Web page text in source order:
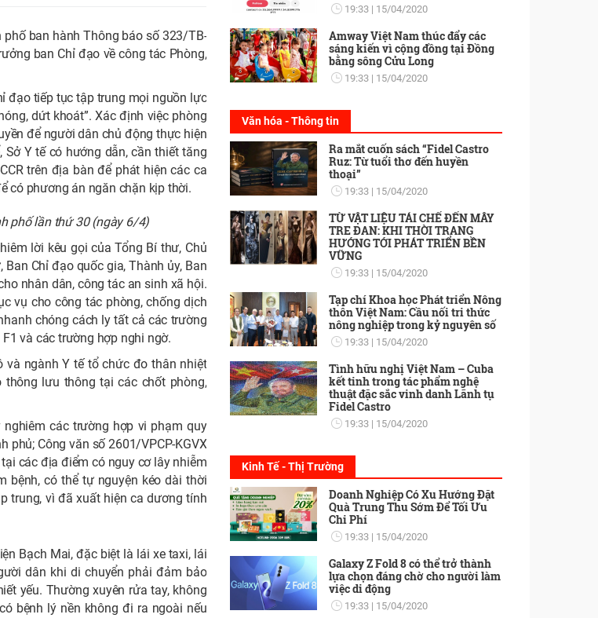
ban hành Thông báo số 323/TB-
ban Chỉ đạo về công tác Phòng,
đạo tiếp tục tập trung mọi nguồn lực
dứt khoát”. Xác định việc phòng
để người dân chủ động thực hiện
Y tế có hướng dẫn, cần thiết tăng
trên địa bàn để phát hiện các ca
có phương án ngăn chặn kịp thời.
phố lần thứ 30 (ngày 6/4)
lời kêu gọi của Tổng Bí thư, Chủ
Chỉ đạo quốc gia, Thành ủy, Ban
nhân dân, công tác an sinh xã hội.
vụ cho công tác phòng, chống dịch
chóng cách ly tất cả các trường
và các trường hợp nghi ngờ.
và ngành Y tế tổ chức đo thân nhiệt
lưu thông tại các chốt phòng,
các trường hợp vi phạm quy
Công văn số 2601/VPCP-KGVX
các địa điểm có nguy cơ lây nhiễm
bệnh, có thể tự nguyện kéo dài thời
trung, vì đã xuất hiện ca dương tính
Bạch Mai, đặc biệt là lái xe taxi, lái
dân khi di chuyển phải đảm bảo
yếu. Thường xuyên rửa tay, không
bệnh lý nền không đi ra ngoài nếu
19:33 15/04/2020
Amway Việt Nam thúc đẩy các
sáng kiến vì cộng đồng tại Đồng
bằng sông Cửu Long
19:33 15/04/2020
Văn hóa - Thông tin
Ra mắt cuốn sách “Fidel Castro
Ruz: Từ tuổi thơ đến huyền
thoại”
19:33 15/04/2020
TỪ VẬT LIỆU TÁI CHẾ ĐẾN MÂY
TRE ĐAN: KHI THỜI TRANG
HƯỚNG TỚI PHÁT TRIỂN BỀN
VỮNG
19:33 15/04/2020
Tạp chí Khoa học Phát triển Nông
thôn Việt Nam: Cầu nối tri thức
nông nghiệp trong kỷ nguyên số
19:33 15/04/2020
Tình hữu nghị Việt Nam – Cuba
kết tinh trong tác phẩm nghệ
thuật đặc sắc vinh danh Lãnh tụ
Fidel Castro
19:33 15/04/2020
Kinh Tế - Thị Trường
Doanh Nghiệp Có Xu Hướng Đặt
Quà Trung Thu Sớm Để Tối Ưu
Chi Phí
19:33 15/04/2020
Galaxy Z Fold 8 có thể trở thành
lựa chọn đáng chờ cho người làm
việc di động
19:33 15/04/2020